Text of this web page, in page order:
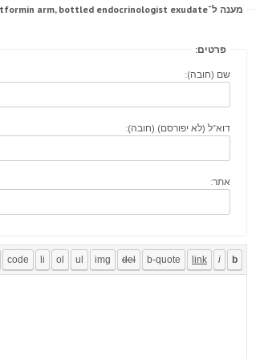
מענה ל־Metformin arm, bottled endocrinologist exudate.
פרטים:
שם (חובה):
דוא"ל (לא יפורסם) (חובה):
אתר: